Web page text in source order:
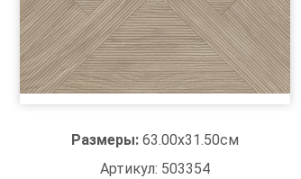
Размеры: 63.00x31.50см
Артикул: 503354